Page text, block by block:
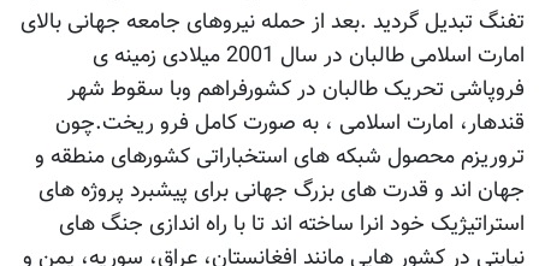
تفنگ تبدیل گردید .بعد از حمله نیروهای جامعه جهانی بالای
امارت اسلامی طالبان در سال 2001 میلادی زمینه ی
فروپاشی تحریک طالبان در کشورفراهم وبا سقوط شهر
قندهار، امارت اسلامی ، به صورت کامل فرو ریخت.چون
تروریزم محصول شبکه های استخباراتی کشورهای منطقه و
جهان اند و قدرت های بزرگ جهانی برای پیشبرد پروژه های
استراتیژیک خود انرا ساخته اند تا با راه اندازی جنگ های
نیابتی در کشور هایی مانند افغانستان، عراق، سوریه، یمن و